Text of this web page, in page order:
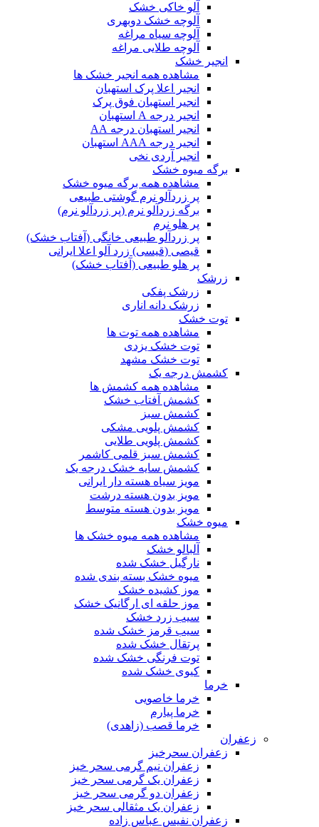
آلو خاکی خشک
آلوچه خشک دوبهری
آلوچه سیاه مراغه
آلوچه طلایی مراغه
انجیر خشک
مشاهده همه انجیر خشک ها
انجیر اعلا پرک استهبان
انجیر استهبان فوق پرک
انجیر درجه A استهبان
انجیر استهبان درجه AA
انجیر درجه AAA استهبان
انجیر آردی نخی
برگه میوه خشک
مشاهده همه برگه میوه خشک
پر زردآلو نرم گوشتی طبیعی
برگه زردآلو نرم (پر زردآلو نرم)
پر هلو نرم
پر زردآلو طبیعی خانگی (آفتاب خشک)
قیصی (قیسی) زرد آلو اعلا ایرانی
پر هلو طبیعی (آفتاب خشک)
زرشک
زرشک پفکی
زرشک دانه اناری
توت خشک
مشاهده همه توت ها
توت خشک یزدی
توت خشک مشهد
کشمش درجه یک
مشاهده همه کشمش ها
کشمش آفتاب خشک
کشمش سبز
کشمش پلویی مشکی
کشمش پلویی طلایی
کشمش سبز قلمی کاشمر
کشمش سایه خشک درجه یک
مویز سیاه هسته دار ایرانی
مویز بدون هسته درشت
مویز بدون هسته متوسط
میوه خشک
مشاهده همه میوه خشک ها
آلبالو خشک
نارگیل خشک شده
میوه خشک بسته بندی شده
موز کشیده خشک
موز حلقه ای ارگانیک خشک
سیب زرد خشک
سیب قرمز خشک شده
پرتقال خشک شده
توت فرنگی خشک شده
کیوی خشک شده
خرما
خرما خاصویی
خرما پیارم
خرما قصب (زاهدی)
زعفران
زعفران سحرخیز
زعفران نیم گرمی سحر خیز
زعفران یک گرمی سحر خیز
زعفران دو گرمی سحر خیز
زعفران یک مثقالی سحر خیز
زعفران نفیس عباس زاده